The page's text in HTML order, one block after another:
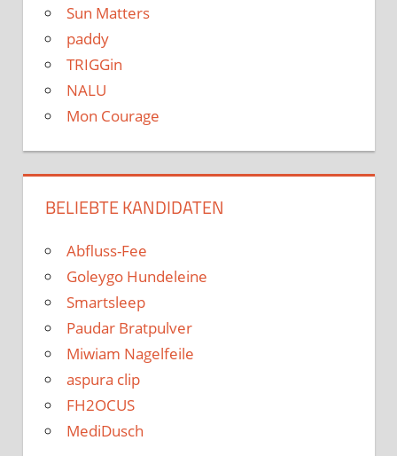
Sun Matters
paddy
TRIGGin
NALU
Mon Courage
BELIEBTE KANDIDATEN
Abfluss-Fee
Goleygo Hundeleine
Smartsleep
Paudar Bratpulver
Miwiam Nagelfeile
aspura clip
FH2OCUS
MediDusch